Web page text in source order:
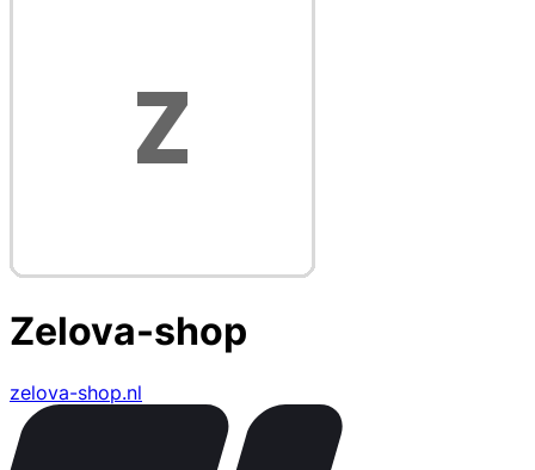
Zelova-shop
zelova-shop.nl